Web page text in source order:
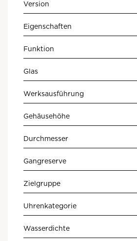
Version
Eigenschaften
Funktion
Glas
Werksausführung
Gehäusehöhe
Durchmesser
Gangreserve
Zielgruppe
Uhrenkategorie
Wasserdichte